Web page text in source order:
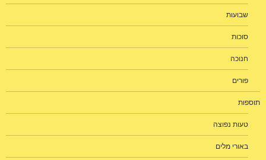
שבועות
סוכות
חנוכה
פורים
תוספות
טעות נפוצה
באורי מלים